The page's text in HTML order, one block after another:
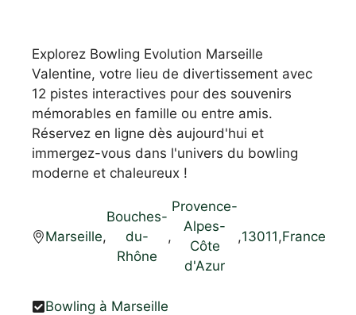
Explorez Bowling Evolution Marseille
Valentine, votre lieu de divertissement avec
12 pistes interactives pour des souvenirs
mémorables en famille ou entre amis.
Réservez en ligne dès aujourd'hui et
immergez-vous dans l'univers du bowling
moderne et chaleureux !
Marseille,
Bouches-
du-
Rhône
,
Provence-
Alpes-
Côte
d'Azur
,13011,France
Bowling à Marseille